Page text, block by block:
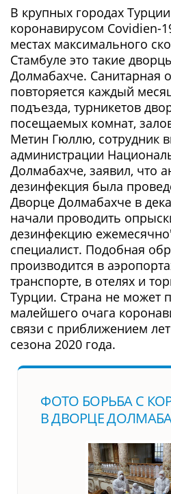
В крупных городах
коронавирусом Covidien-
местах максимального
Стамбуле это такие
Долмабахче. Санитарная
повторяется каждый
подъезда, турникетов
посещаемых комнат,
Метин Гюллю, сотрудник
администрации
Долмабахче, заявил, что
дезинфекция была
Дворце Долмабахче в
начали проводить
дезинфекцию
специалист. Подобная
производится в
транспорте, в отелях и
Турции. Страна не может
малейшего очага
связи с приближением
сезона 2020 года.
ФОТО БОРЬБА С
В ДВОРЦЕ